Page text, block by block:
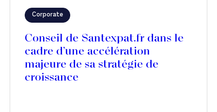
Corporate
Conseil de Santexpat.fr dans le
cadre d’une accélération
majeure de sa stratégie de
croissance